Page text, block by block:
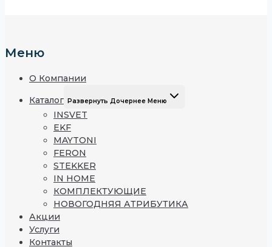
Меню
О Компании
Каталог Развернуть Дочернее Меню
INSVET
EKF
MAYTONI
FERON
STEKKER
IN HOME
КОМПЛЕКТУЮЩИЕ
НОВОГОДНЯЯ АТРИБУТИКА
Акции
Услуги
Контакты